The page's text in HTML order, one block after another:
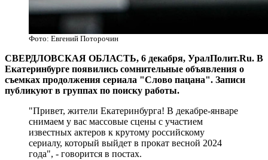
Фото: Евгений Поторочин
СВЕРДЛОВСКАЯ ОБЛАСТЬ, 6 декабря, УралПолит.Ru. В
Екатеринбурге появились сомнительные объявления о
съемках продолжения сериала "Слово пацана". Записи
публикуют в группах по поиску работы.
"Привет, жители Екатеринбурга! В декабре-январе
снимаем у вас массовые сцены с участием
известных актеров к крутому российскому
сериалу, который выйдет в прокат весной 2024
года", - говорится в постах.